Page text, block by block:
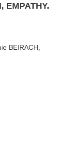
EMPATHY.